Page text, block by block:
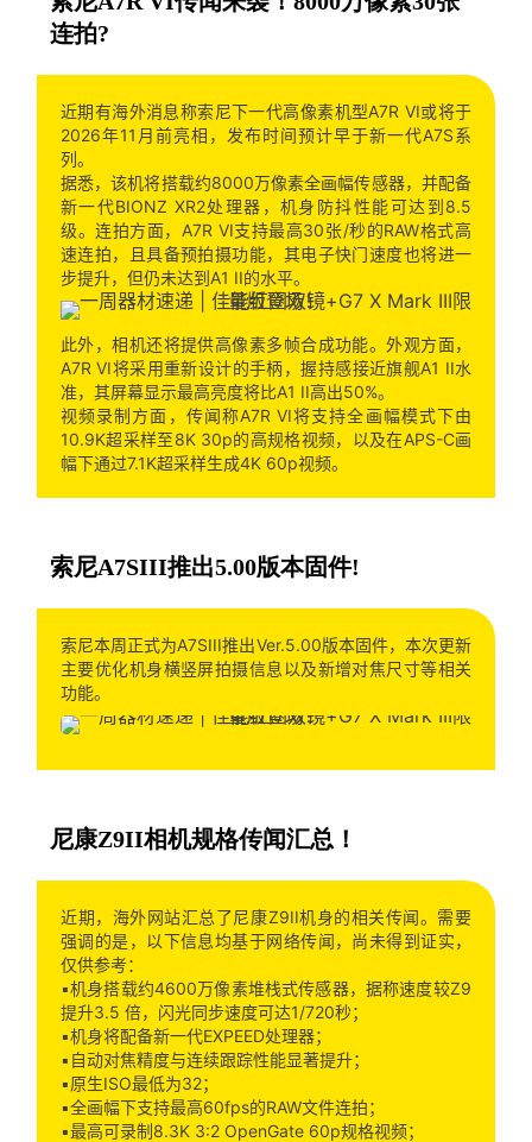
连拍?
近期有海外消息称索尼下一代高像素机型A7R VI或将于
2026年11月前亮相，发布时间预计早于新一代A7S系
列。
据悉，该机将搭载约8000万像素全画幅传感器，并配备
新一代BIONZ XR2处理器，机身防抖性能可达到8.5
级。连拍方面，A7R VI支持最高30张/秒的RAW格式高
速连拍，且具备预拍摄功能，其电子快门速度也将进一
步提升，但仍未达到A1 II的水平。
此外，相机还将提供高像素多帧合成功能。外观方面，
A7R VI将采用重新设计的手柄，握持感接近旗舰A1 II水
准，其屏幕显示最高亮度将比A1 II高出50%。
视频录制方面，传闻称A7R VI将支持全画幅模式下由
10.9K超采样至8K 30p的高规格视频，以及在APS-C画
幅下通过7.1K超采样生成4K 60p视频。
索尼A7SIII推出5.00版本固件!
索尼本周正式为A7SIII推出Ver.5.00版本固件，本次更新
主要优化机身横竖屏拍摄信息以及新增对焦尺寸等相关
功能。
尼康Z9II相机规格传闻汇总！
近期，海外网站汇总了尼康Z9II机身的相关传闻。需要
强调的是，以下信息均基于网络传闻，尚未得到证实，
仅供参考：
▪️机身搭载约4600万像素堆栈式传感器，据称速度较Z9
提升3.5 倍，闪光同步速度可达1/720秒；
▪️机身将配备新一代EXPEED处理器；
▪️自动对焦精度与连续跟踪性能显著提升；
▪️原生ISO最低为32；
▪️全画幅下支持最高60fps的RAW文件连拍；
▪️最高可录制8.3K 3:2 OpenGate 60p规格视频；